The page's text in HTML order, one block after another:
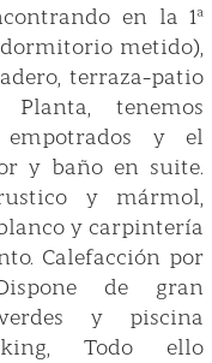
en la 1ª
metido),
terraza-patio
tenemos
y el
y baño en suite.
y mármol,
y carpintería
Calefacción por
de gran
y piscina
Todo ello